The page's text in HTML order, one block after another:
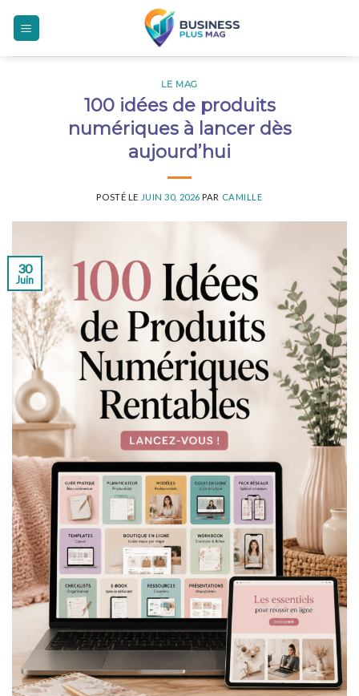
LE MAG
100 idées de produits
numériques à lancer dès
aujourd’hui
POSTÉ LE JUIN 30, 2026 PAR CAMILLE
30
Juin